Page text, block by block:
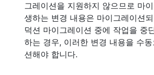
그레이션을 지원하지 않으므로 마
생하는 변경 내용은 마이그레이션
덕션 마이그레이션 중에 작업을 중
하는 경우, 이러한 변경 내용을 수
션해야 합니다.